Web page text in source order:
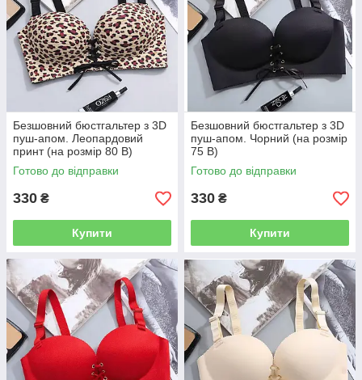
Безшовний бюстгальтер з 3D
пуш-апом. Леопардовий
принт (на розмір 80 B)
Готово до відправки
330 ₴
Купити
Безшовний бюстгальтер з 3D
пуш-апом. Чорний (на розмір
75 B)
Готово до відправки
330 ₴
Купити